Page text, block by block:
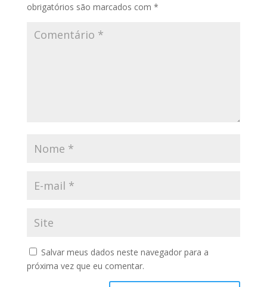
obrigatórios são marcados com *
Salvar meus dados neste navegador para a
próxima vez que eu comentar.